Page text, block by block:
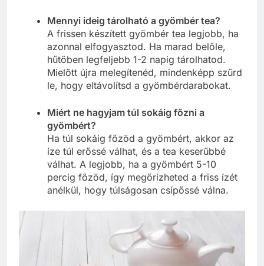
Mennyi ideig tárolható a gyömbér tea?
A frissen készített gyömbér tea legjobb, ha
azonnal elfogyasztod. Ha marad belőle,
hűtőben legfeljebb 1-2 napig tárolhatod.
Mielőtt újra melegítenéd, mindenképp szűrd
le, hogy eltávolítsd a gyömbérdarabokat.
Miért ne hagyjam túl sokáig főzni a
gyömbért?
Ha túl sokáig főzöd a gyömbért, akkor az
íze túl erőssé válhat, és a tea keserűbbé
válhat. A legjobb, ha a gyömbért 5-10
percig főzöd, így megőrizheted a friss ízét
anélkül, hogy túlságosan csípőssé válna.